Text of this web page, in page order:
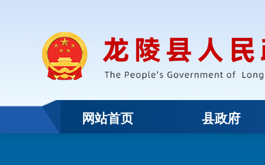
网站首页 县政府